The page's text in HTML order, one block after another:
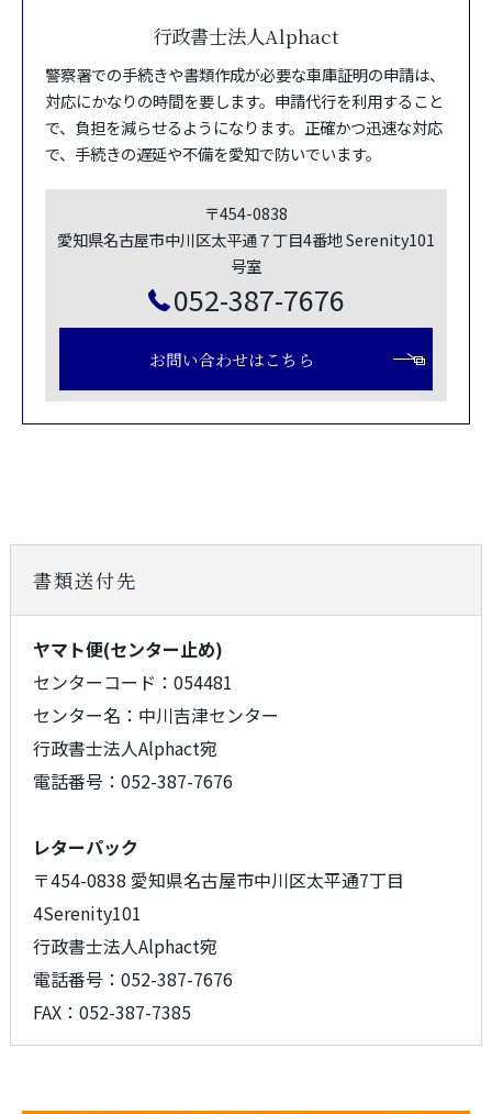
行政書士法人Alphact
警察署での手続きや書類作成が必要な車庫証明の申請は、
対応にかなりの時間を要します。申請代行を利用すること
で、負担を減らせるようになります。正確かつ迅速な対応
で、手続きの遅延や不備を愛知で防いでいます。
〒454-0838
愛知県名古屋市中川区太平通７丁目4番地 Serenity101
号室
052-387-7676
お問い合わせはこちら
書類送付先
ヤマト便(センター止め)
センターコード：054481
センター名：中川吉津センター
行政書士法人Alphact宛
電話番号：052-387-7676
レターパック
〒454-0838 愛知県名古屋市中川区太平通7丁目
4Serenity101
行政書士法人Alphact宛
電話番号：052-387-7676
FAX：052-387-7385